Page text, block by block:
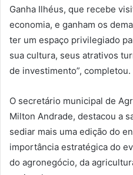
Ganha Ilhéus, que recebe
economia, e ganham os
ter um espaço privilegiado
sua cultura, seus atrativos
de investimento”, completou.
O secretário municipal de
Milton Andrade, destacou a
sediar mais uma edição do
importância estratégica do
do agronegócio, da